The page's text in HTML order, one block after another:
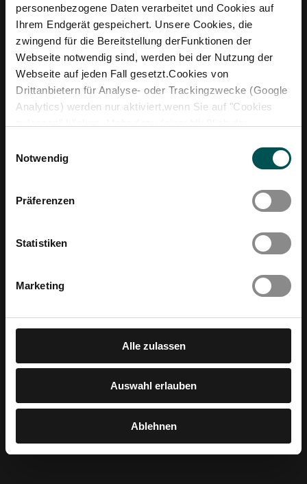
personenbezogene Daten verarbeitet und Cookies auf
Ihrem Endgerät gespeichert. Unsere Cookies, die
zwingend für die Bereitstellung derFunktionen der
Webseite notwendig sind, werden bei der Nutzung der
Webseite auf jeden Fall gesetzt.Cookies von
Drittanbietern für Analyse- oder Trackingzwecke (Google
Analytics) werden nur aktiviert,wenn Sie auf "Cookies
erfahren Sie in unserer
—
Notwendig
Präferenzen
Statistiken
Marketing
Alle zulassen
Auswahl erlauben
Ablehnen